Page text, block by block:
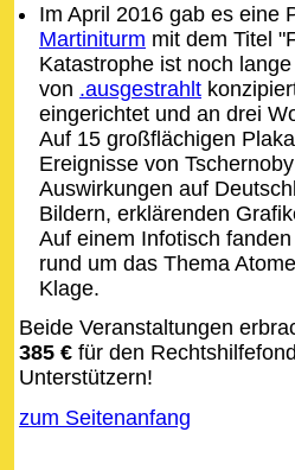
Im April 2016 gab es eine
Martiniturm mit dem Titel
Katastrophe ist noch
von .ausgestrahlt
eingerichtet und an drei
Auf 15 großflächigen
Ereignisse von
Auswirkungen auf
Bildern, erklärenden
Auf einem Infotisch
rund um das Thema
Klage.
Beide Veranstaltungen
385 € für den
Unterstützern!
zum Seitenanfang